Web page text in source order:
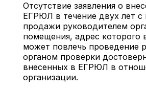
Отсутствие заявления о
ЕГРЮЛ в течение двух лет с
продажи руководителем
помещения, адрес
может повлечь проведение
органом проверки
внесенных в ЕГРЮЛ в
организации.